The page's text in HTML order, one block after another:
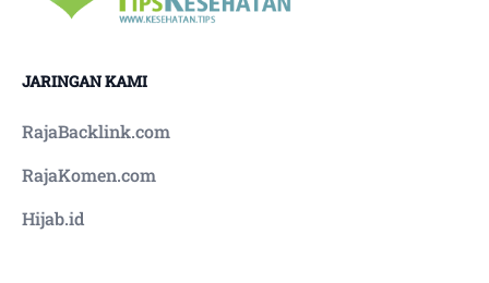
JARINGAN KAMI
RajaBacklink.com
RajaKomen.com
Hijab.id